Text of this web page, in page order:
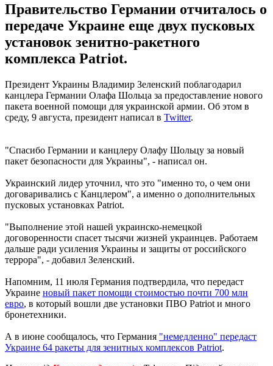
Правительство Германии отчиталось о
передаче Украине еще двух пусковых
установок зенитно-ракетного
комплекса Patriot.
Президент Украины Владимир Зеленский поблагодарил
канцлера Германии Олафа Шольца за предоставление нового
пакета военной помощи для украинской армии. Об этом в
среду, 9 августа, президент написал в Twitter.
"Спасибо Германии и канцлеру Олафу Шольцу за новый
пакет безопасности для Украины", - написал он.
Украинский лидер уточнил, что это "именно то, о чем они
договаривались с Канцлером", а именно о дополнительных
пусковых установках Patriot.
"Выполнение этой нашей украинско-немецкой
договоренности спасет тысячи жизней украинцев. Работаем
дальше ради усиления Украины и защиты от российского
террора", - добавил Зеленский.
Напомним, 11 июля Германия подтвердила, что передаст
Украине новый пакет помощи стоимостью почти 700 млн
евро, в который вошли две установки ПВО Patriot и много
бронетехники.
А в июне сообщалось, что Германия "немедленно" передаст
Украине 64 ракеты для зенитных комплексов Patriot.